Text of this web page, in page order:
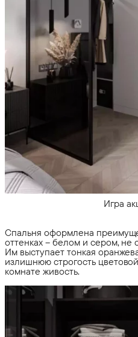
Игра
Спальня оформлена
оттенках – белом и сером, не
Им выступает тонкая
излишнюю строгость
комнате живость.